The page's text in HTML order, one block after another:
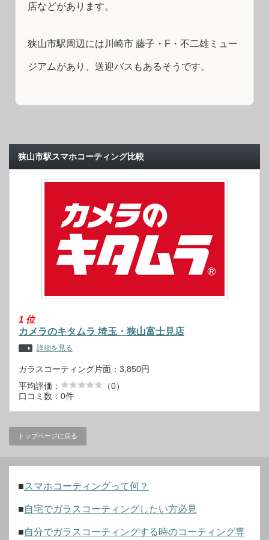
店などがあります。
狭山市駅周辺には川崎市 藤子・F・不二雄ミュー
ジアムがあり、送迎バスもあるそうです。
狭山市駅スマホコーティング比較
1 位
カメラのキタムラ 埼玉・狭山富士見店
詳細を見る
ガラスコーティング片面：3,850円
平均評価：
（0）
口コミ数：0件
トップページに戻る
■スマホコーティングって何？
■自宅でガラスコーティングしたい方必見
■自分でガラスコーティングする時のコーティング専